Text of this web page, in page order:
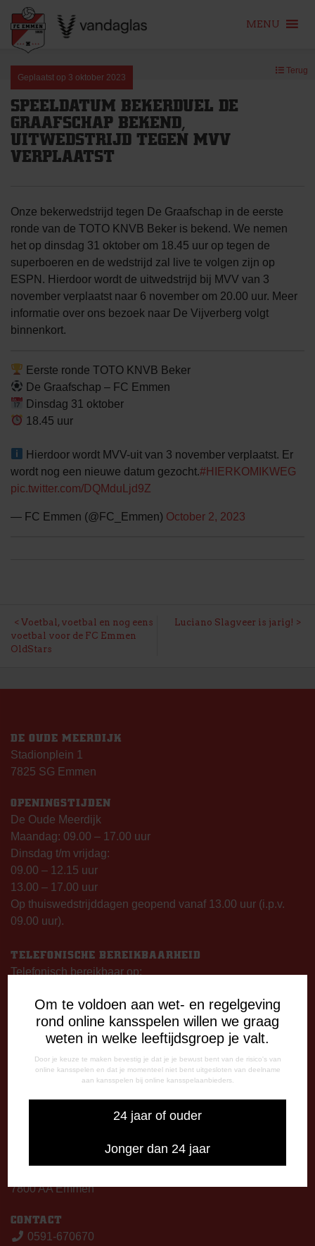
Om te voldoen aan wet- en regelgeving
rond online kansspelen willen we graag
weten in welke leeftijdsgroep je valt.
Door je keuze te maken bevestig je dat je je bewust bent van de risico's van
online kansspelen en dat je momenteel niet bent uitgesloten van deelname
aan kansspelen bij online kansspelaanbieders.
24 jaar of ouder
Jonger dan 24 jaar
content
MENU
Geplaatst op 3 oktober 2023
Terug
SPEELDATUM BEKERDUEL DE
GRAAFSCHAP BEKEND,
UITWEDSTRIJD TEGEN MVV
VERPLAATST
Onze bekerwedstrijd tegen De Graafschap in de eerste
ronde van de TOTO KNVB Beker is bekend. We nemen
het op dinsdag 31 oktober om 18.45 uur op tegen de
superboeren en de wedstrijd zal live te volgen zijn op
ESPN. Hierdoor wordt de uitwedstrijd bij MVV van 3
november verplaatst naar 6 november om 20.00 uur. Meer
informatie over ons bezoek naar De Vijverberg volgt
binnenkort.
Eerste ronde TOTO KNVB Beker
De Graafschap – FC Emmen
Dinsdag 31 oktober
18.45 uur
Hierdoor wordt MVV-uit van 3 november verplaatst. Er
wordt nog een nieuwe datum gezocht.#HIERKOMIKWEG
pic.twitter.com/DQMduLjd9Z
— FC Emmen (@FC_Emmen) October 2, 2023
BERICHT
NAVIGATIE
Voetbal, voetbal en nog eens
voetbal voor de FC Emmen
OldStars
Luciano Slagveer is jarig!
DE OUDE MEERDIJK
Stadionplein 1
7825 SG Emmen
OPENINGSTIJDEN
De Oude Meerdijk
Maandag: 09.00 – 17.00 uur
Dinsdag t/m vrijdag:
09.00 – 12.15 uur
13.00 – 17.00 uur
Op thuiswedstrijddagen geopend vanaf 13.00 uur (i.p.v.
09.00 uur).
TELEFONISCHE BEREIKBAARHEID
Telefonisch bereikbaar op:
09:00 - 12:15 uur
13:00 - 17:00 uur
Woensdag
13:00 - 17:00 uur
Vrijdag
Op thuiswedstrijddagen bereikbaar vanaf 13:00 - 20:00 uur
CORRESPONDENTIE-ADRES
7800 AA Emmen
CONTACT
0591-670670